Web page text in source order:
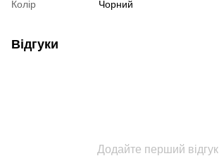
Колір
Чорний
Відгуки
Додайте перший відгук